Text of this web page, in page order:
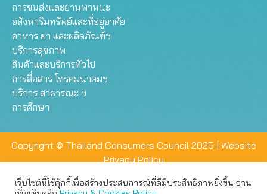
การขนส่งและยานพาหนะ
อสังหาริมทรัพย์และที่อยู่อาศัย
อาหาร ยา และผลิตภัณฑ์ฯ
บริการสุขภาพ
สินค้าและบริการทั่วไป
การสื่อสาร โทรคมนาคมฯ
บริการ สาธารณะ ฯ
การศึกษา
Copyright © Thailand Consumers Council 2025 | Website
Privacy Policy
เว็บไซต์นี้ใช้คุ้กกี้เพื่อสร้างประสบการณ์ที่ดีมีประสิทธิภาพยิ่งขึ้น อ่าน
เว็บไซต์นี้ใช้คุกกี้เพื่อมอบประสบการณ์การใช้งานที่ดีให้แก่ท่าน คุณ